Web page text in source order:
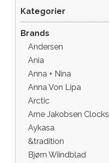
Kategorier
Brands
Andersen
Ania
Anna + Nina
Anna Von Lipa
Arctic
Arne Jakobsen Clocks
Aykasa
&tradition
Bjørn Wiindblad